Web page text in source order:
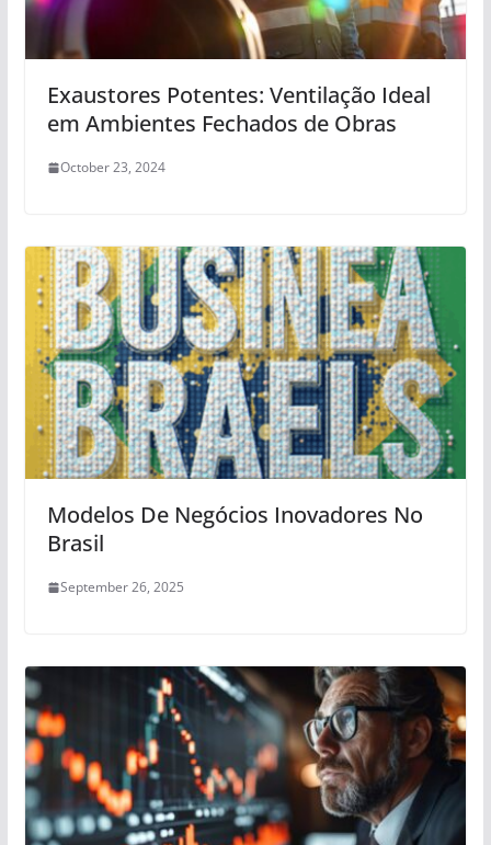
Exaustores Potentes: Ventilação Ideal
em Ambientes Fechados de Obras
October 23, 2024
Modelos De Negócios Inovadores No
Brasil
September 26, 2025